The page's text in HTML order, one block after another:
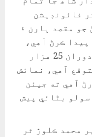
فائونڊيشن
جو مقصد ٻارن ۽
ڪرڻ آهي،
هڪ اندازي موجب ٻن ڏينهن دوران 25 هزار
آهي، نمائش
آهي ته جيئن
بڻائي پيش
محمد ڪلوڙ ٿر